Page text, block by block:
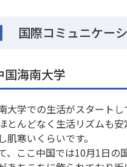
国際コミュニケー
国海南大学
大学での生活がスタート
とんどなく生活リズムも
肌寒いくらいです。
、ここ中国では10月1日の